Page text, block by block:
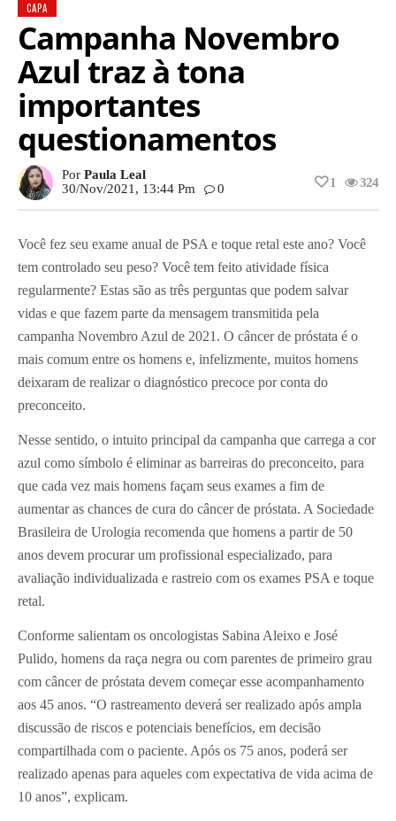
CAPA
Campanha Novembro
Azul traz à tona
importantes
questionamentos
Por Paula Leal
30/nov/2021, 13:44 Pm
0 324
1
Você fez seu exame anual de PSA e toque retal este ano? Você
tem controlado seu peso? Você tem feito atividade física
regularmente? Estas são as três perguntas que podem salvar
vidas e que fazem parte da mensagem transmitida pela
campanha Novembro Azul de 2021. O câncer de próstata é o
mais comum entre os homens e, infelizmente, muitos homens
deixaram de realizar o diagnóstico precoce por conta do
preconceito.
Nesse sentido, o intuito principal da campanha que carrega a cor
azul como símbolo é eliminar as barreiras do preconceito, para
que cada vez mais homens façam seus exames a fim de
aumentar as chances de cura do câncer de próstata. A Sociedade
Brasileira de Urologia recomenda que homens a partir de 50
anos devem procurar um profissional especializado, para
avaliação individualizada e rastreio com os exames PSA e toque
retal.
Conforme salientam os oncologistas Sabina Aleixo e José
Pulido, homens da raça negra ou com parentes de primeiro grau
com câncer de próstata devem começar esse acompanhamento
aos 45 anos. “O rastreamento deverá ser realizado após ampla
discussão de riscos e potenciais benefícios, em decisão
compartilhada com o paciente. Após os 75 anos, poderá ser
realizado apenas para aqueles com expectativa de vida acima de
10 anos”, explicam.